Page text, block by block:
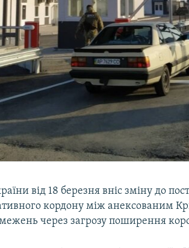
від 18 березня вніс зміну до
кордону між анексованим
через загрозу поширення